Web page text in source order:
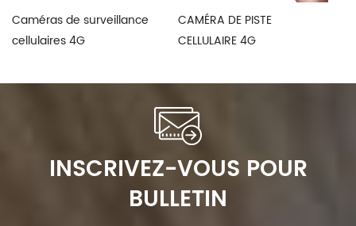
Caméras de surveillance
cellulaires 4G
CAMÉRA DE PISTE
CELLULAIRE 4G
INSCRIVEZ-VOUS POUR
BULLETIN